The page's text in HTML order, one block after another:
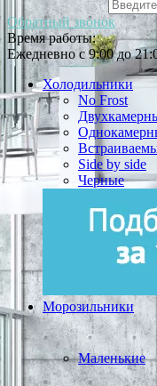
Обратный звонок
Время работы:
Ежедневно с 9:00 до
Холодильники
No Frost
Side by side
Черные
Морозильники
Маленькие